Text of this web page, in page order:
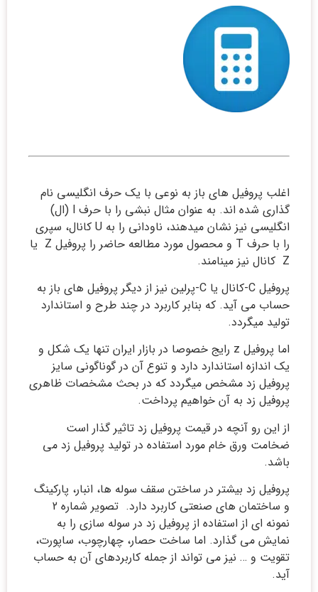
اغلب پروفیل های باز به نوعی با یک حرف انگلیسی نام
گذاری شده اند. به عنوان مثال نبشی را با حرف l (ال)
انگلیسی نیز نشان میدهند، ناودانی را به U کانال، سپری
را با حرف T و محصول مورد مطالعه حاضر را پروفیل Z یا
Z کانال نیز مینامند.
پروفیل C-کانال یا C-پرلین نیز از دیگر پروفیل های باز به
حساب می آید. که بنابر کاربرد در چند طرح و استاندارد
تولید میگردد.
اما پروفیل z رایج خصوصا در بازار ایران تنها یک شکل و
یک اندازه استاندارد دارد و تنوع آن در گوناگونی سایز
پروفیل زد مشخص میگردد که در بحث مشخصات ظاهری
پروفیل زد به آن خواهیم پرداخت.
از این رو آنچه در قیمت پروفیل زد تاثیر گذار است
ضخامت ورق خام مورد استفاده در تولید پروفیل زد می
باشد.
پروفیل زد بیشتر در ساختن سقف سوله ها، انبار، پارکینگ
و ساختمان های صنعتی کاربرد دارد. تصویر شماره 2
نمونه ای از استفاده از پروفیل زد در سوله سازی را به
نمایش می گذارد. اما ساخت حصار، چهارچوب، ساپورت،
تقویت و … نیز می تواند از جمله کاربردهای آن به حساب
آید.